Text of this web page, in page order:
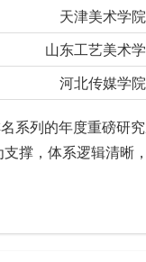
天津美术学院
山东工艺美术
河北传媒学院
系列的年度重磅研
撑，体系逻辑清晰